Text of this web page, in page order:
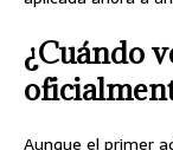
¿Cuándo
Aunque el primer